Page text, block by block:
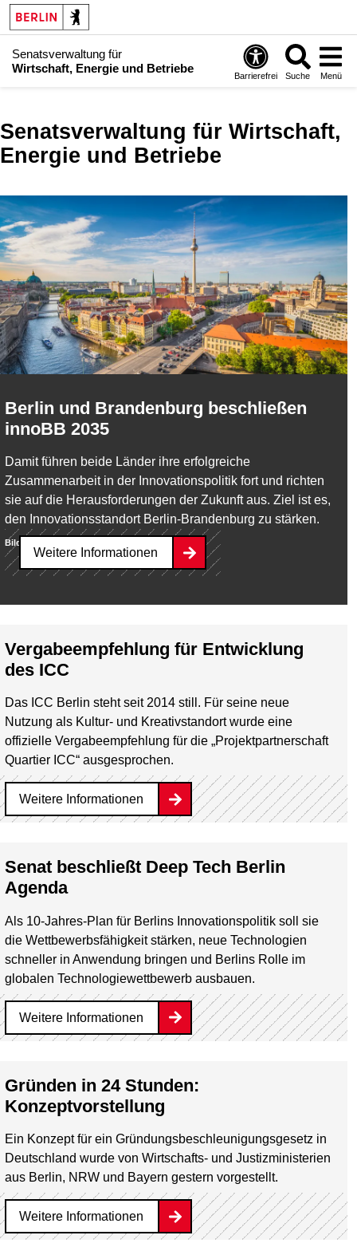
Senatsverwaltung für
Wirtschaft, Energie und Betriebe
Barrierefrei Suche Menü
Senatsverwaltung für Wirtschaft,
Energie und Betriebe
Berlin und Brandenburg beschließen
innoBB 2035
Damit führen beide Länder ihre erfolgreiche
Zusammenarbeit in der Innovationspolitik fort und richten
sie auf die Herausforderungen der Zukunft aus. Ziel ist es,
den Innovationsstandort Berlin-Brandenburg zu stärken.
Weitere Informationen
Bild:
Vergabeempfehlung für Entwicklung
des ICC
Das ICC Berlin steht seit 2014 still. Für seine neue
Nutzung als Kultur- und Kreativstandort wurde eine
offizielle Vergabeempfehlung für die „Projektpartnerschaft
Quartier ICC“ ausgesprochen.
Weitere Informationen
Senat beschließt Deep Tech Berlin
Agenda
Als 10-Jahres-Plan für Berlins Innovationspolitik soll sie
die Wettbewerbsfähigkeit stärken, neue Technologien
schneller in Anwendung bringen und Berlins Rolle im
globalen Technologiewettbewerb ausbauen.
Weitere Informationen
Gründen in 24 Stunden:
Konzeptvorstellung
Ein Konzept für ein Gründungsbeschleunigungsgesetz in
Deutschland wurde von Wirtschafts- und Justizministerien
aus Berlin, NRW und Bayern gestern vorgestellt.
Weitere Informationen